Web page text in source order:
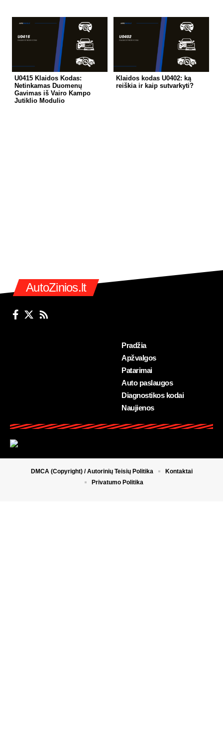
U0415 Klaidos Kodas:
Netinkamas Duomenų
Gavimas iš Vairo Kampo
Jutiklio Modulio
Klaidos kodas U0402: ką
reiškia ir kaip sutvarkyti?
AutoZinios.lt
Pradžia
Apžvalgos
Patarimai
Auto paslaugos
Diagnostikos kodai
Naujienos
DMCA (Copyright) / Autorinių Teisių Politika
Kontaktai
Privatumo Politika